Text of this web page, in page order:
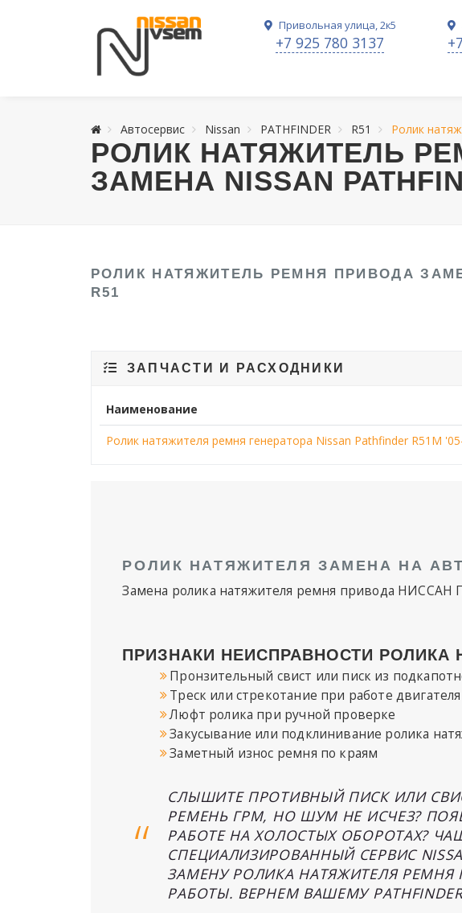
Привольная улица, 2к5
+7 925 780 3137
Автосервис Nissan PATHFINDER R51 Ролик
РОЛИК НАТЯЖИТЕЛЬ
ЗАМЕНА NISSAN
РОЛИК НАТЯЖИТЕЛЬ РЕМНЯ ПРИВОДА
R51
ЗАПЧАСТИ И РАСХОДНИКИ
Наименование
Ролик натяжителя ремня генератора Nissan Pathfinder R51M
РОЛИК НАТЯЖИТЕЛЯ ЗАМЕНА НА
Замена ролика натяжителя ремня привода
ПРИЗНАКИ НЕИСПРАВНОСТИ РОЛИКА
Пронзительный свист или писк из
Треск или стрекотание при работе двигателя
Люфт ролика при ручной проверке
Закусывание или подклинивание ролика
Заметный износ ремня по краям
СЛЫШИТЕ ПРОТИВНЫЙ ПИСК ИЛИ
РЕМЕНЬ ГРМ, НО ШУМ НЕ ИСЧЕЗ?
РАБОТЕ НА ХОЛОСТЫХ ОБОРОТАХ?
СПЕЦИАЛИЗИРОВАННЫЙ СЕРВИС
ЗАМЕНУ РОЛИКА НАТЯЖИТЕЛЯ РЕМНЯ
РАБОТЫ. ВЕРНЕМ ВАШЕМУ